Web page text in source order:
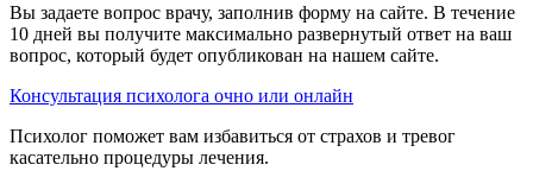
Вы задаете вопрос врачу, заполнив форму на сайте. В течение
10 дней вы получите максимально развернутый ответ на ваш
вопрос, который будет опубликован на нашем сайте.
Консультация психолога очно или онлайн
Психолог поможет вам избавиться от страхов и тревог
касательно процедуры лечения.